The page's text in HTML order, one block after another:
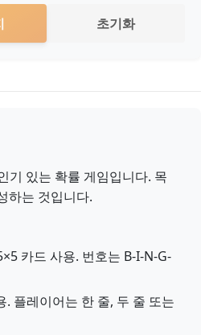
초기화
기 있는 확률 게임입니다. 목
하는 것입니다.
카드 사용. 번호는 B-I-N-G-
플레이어는 한 줄, 두 줄 또는